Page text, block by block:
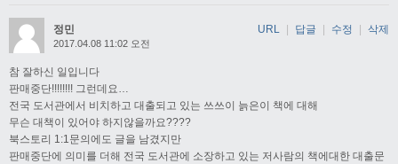
정민
2017.04.08 11:02 오전
참 잘하신 일입니다
판매중단!!!!!!!! 그런데요…
전국 도서관에서 비치하고 대출되고 있는 쓰쓰이 늙은이 책에 대해
무슨 대책이 있어야 하지않을까요????
북스토리 1:1문의에도 글을 남겼지만
판매중단에 의미를 더해 전국 도서관에 소장하고 있는 저사람의 책에대한 대출문
URL 답글 수정 삭제